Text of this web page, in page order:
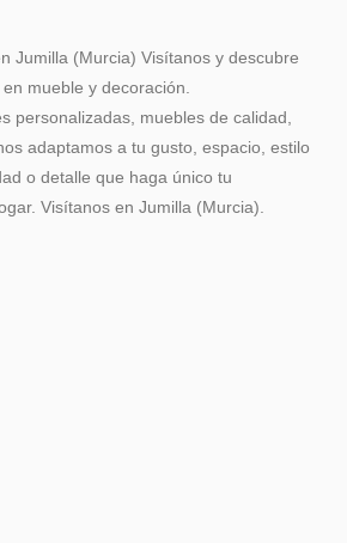
Jumilla (Murcia) Visítanos y descubre
mueble y decoración.
personalizadas, muebles de calidad,
adaptamos a tu gusto, espacio, estilo
o detalle que haga único tu
Visítanos en Jumilla (Murcia).